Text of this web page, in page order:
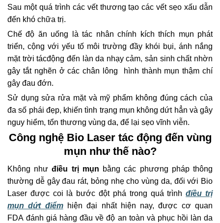
Sau một quá trình các vết thương tạo các vết sẹo xấu dẫn
đến khó chữa trị.
Chế độ ăn uống là tác nhân chính kích thích mụn phát
triển, cộng với yếu tố môi trường đầy khói bụi, ánh nắng
mặt trời tácđộng đến làn da nhạy cảm, sản sinh chất nhờn
gây tắt nghẽn ở các chân lông hình thành mụn thậm chí
gây đau đớn.
Sử dụng sửa rửa mặt và mỹ phẩm không đúng cách của
đa số phái đẹp, khiến tình trạng mụn không dứt hẳn và gây
nguy hiểm, tổn thương vùng da, để lại sẹo vĩnh viễn.
Công nghệ Bio Laser tác động đến vùng
mụn như thế nào?
Không nhưđiều trị mụn bằng các phương pháp thông
thường dễ gây đau rát, bỏng nhẹ cho vùng da, đối với Bio
Laser được coi là bước đột phá trong quá trìnhđiều trị
mụn dứt điểmhiện đại nhất hiện nay, được cơ quan
FDA đánh giá hàng đầu về độ an toàn và phục hồi làn da